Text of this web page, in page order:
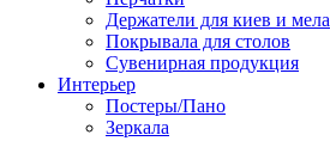
Держатели для киев и мела
Покрывала для столов
Сувенирная продукция
Интерьер
Постеры/Пано
Зеркала